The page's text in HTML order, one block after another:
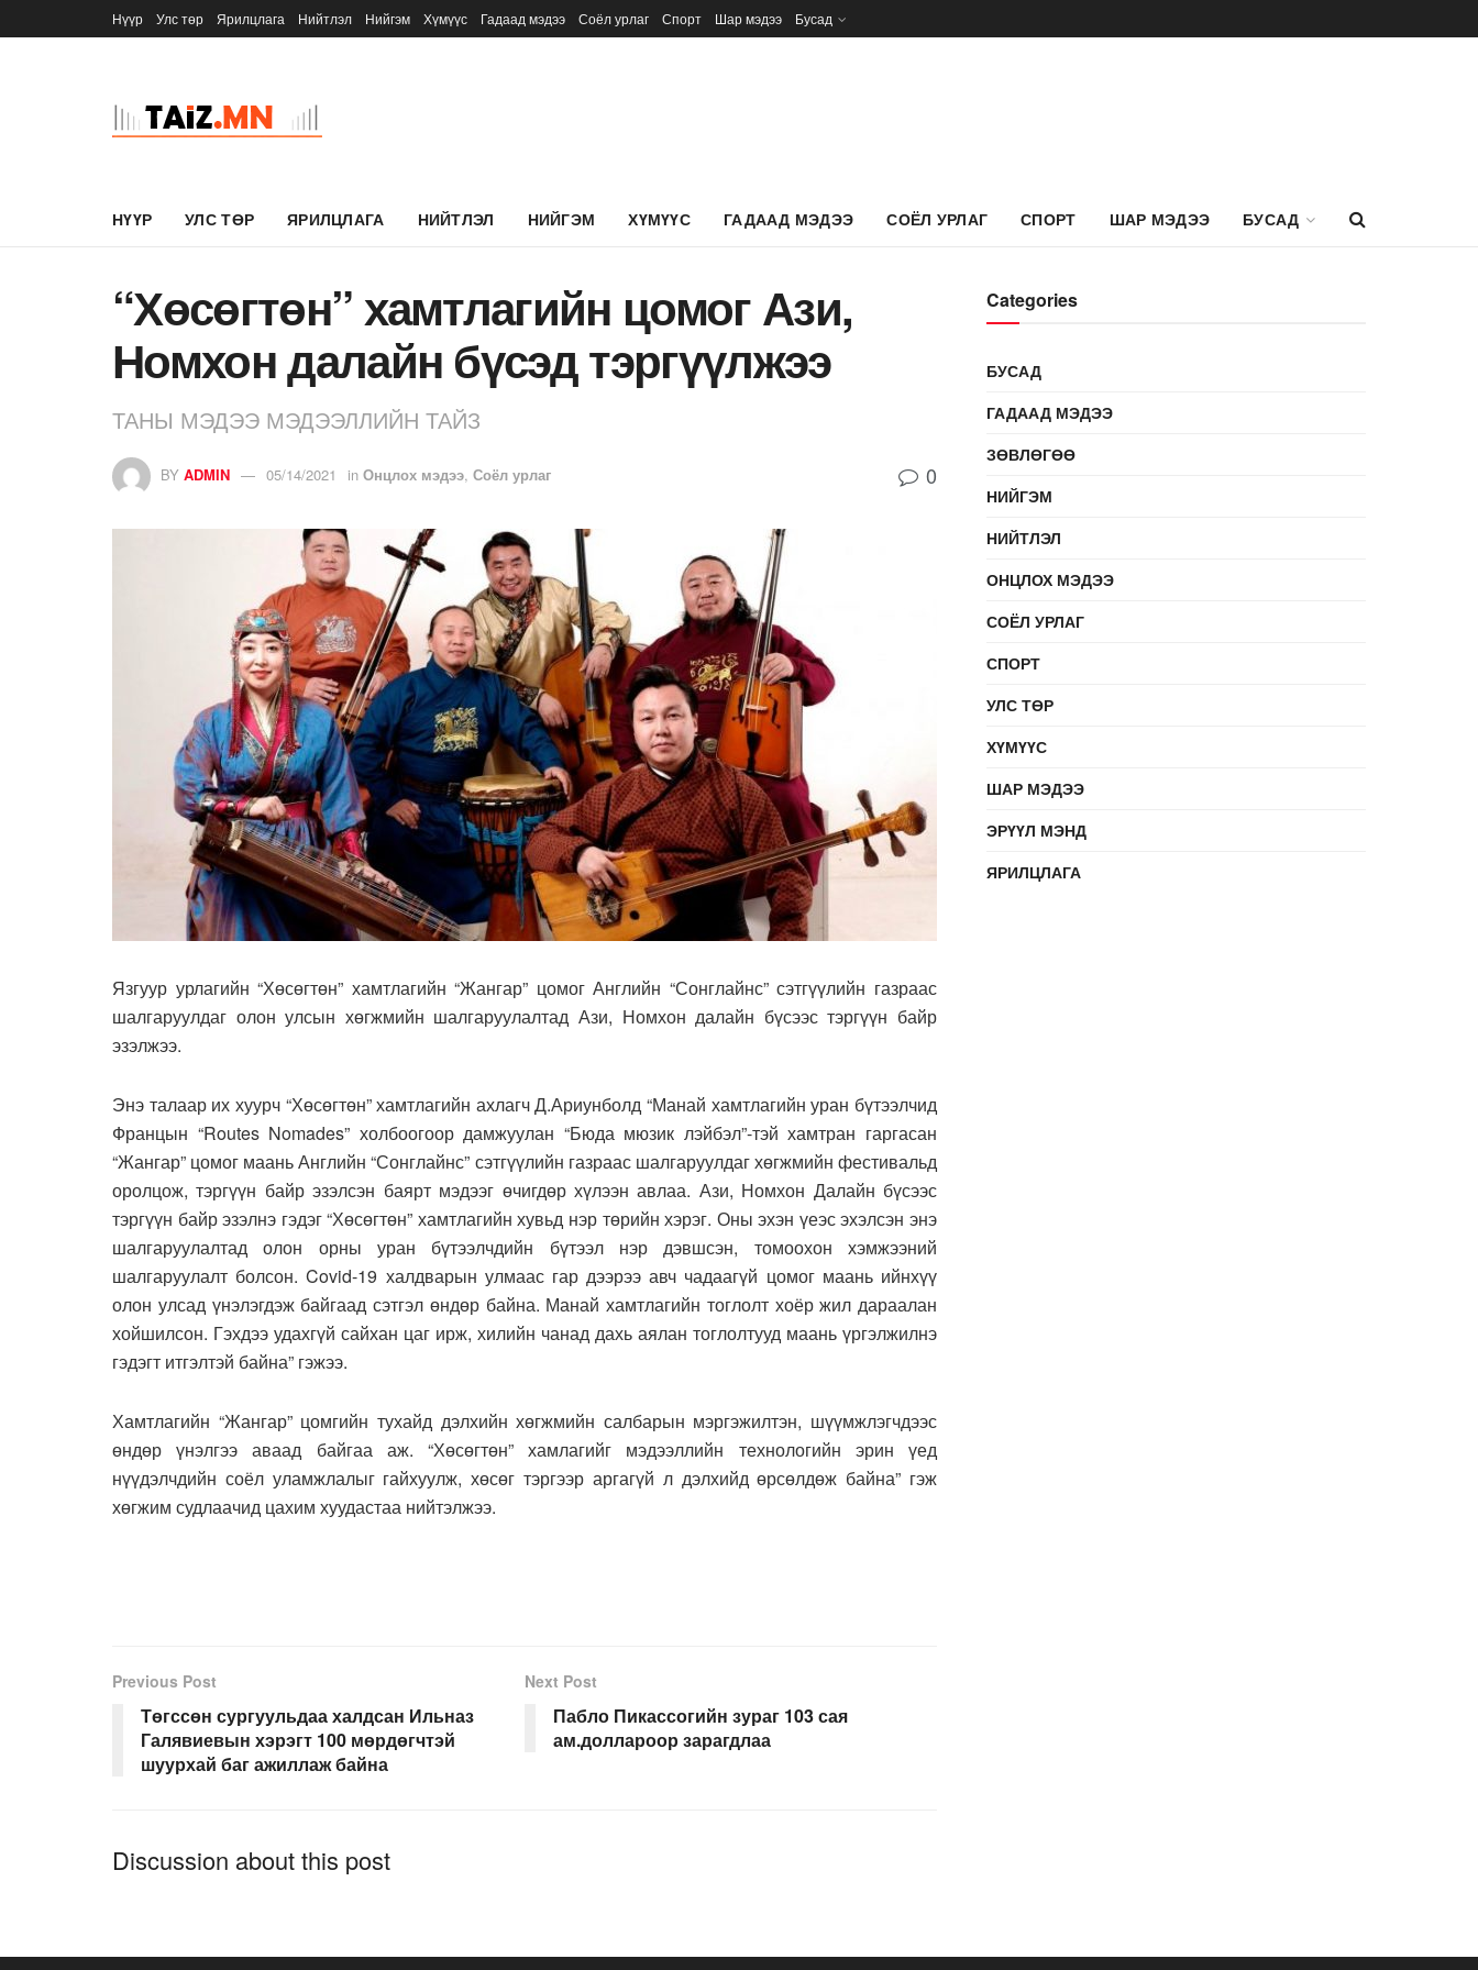
Нүүр Улс төр Ярилцлага Нийтлэл Нийгэм Хүмүүс Гадаад мэдээ Соёл урлаг Спорт Шар мэдээ Бусад
НҮҮР УЛС ТӨР ЯРИЛЦЛАГА НИЙТЛЭЛ НИЙГЭМ ХҮМҮҮС ГАДААД МЭДЭЭ СОЁЛ УРЛАГ СПОРТ ШАР МЭДЭЭ БУСАД
“Хөсөгтөн” хамтлагийн цомог Ази,
Номхон далайн бүсэд тэргүүлжээ
ТАНЫ МЭДЭЭ МЭДЭЭЛЛИЙН ТАЙЗ
BY ADMIN 05/14/2021 in Онцлох мэдээ, Соёл урлаг 0
Язгуур урлагийн “Хөсөгтөн” хамтлагийн “Жангар” цомог Английн “Сонглайнс” сэтгүүлийн газраас
шалгаруулдаг олон улсын хөгжмийн шалгаруулалтад Ази, Номхон далайн бүсээс тэргүүн байр
эзэлжээ.
Энэ талаар их хуурч “Хөсөгтөн” хамтлагийн ахлагч Д.Ариунболд “Манай хамтлагийн уран бүтээлчид
Францын “Routes Nomades” холбоогоор дамжуулан “Бюда мюзик лэйбэл”-тэй хамтран гаргасан
“Жангар” цомог маань Английн “Сонглайнс” сэтгүүлийн газраас шалгаруулдаг хөгжмийн фестивальд
оролцож, тэргүүн байр эзэлсэн баярт мэдээг өчигдөр хүлээн авлаа. Ази, Номхон Далайн бүсээс
тэргүүн байр эзэлнэ гэдэг “Хөсөгтөн” хамтлагийн хувьд нэр төрийн хэрэг. Оны эхэн үеэс эхэлсэн энэ
шалгаруулалтад олон орны уран бүтээлчдийн бүтээл нэр дэвшсэн, томоохон хэмжээний
шалгаруулалт болсон. Covid-19 халдварын улмаас гар дээрээ авч чадаагүй цомог маань ийнхүү
олон улсад үнэлэгдэж байгаад сэтгэл өндөр байна. Манай хамтлагийн тоглолт хоёр жил дараалан
хойшилсон. Гэхдээ удахгүй сайхан цаг ирж, хилийн чанад дахь аялан тоглолтууд маань үргэлжилнэ
гэдэгт итгэлтэй байна” гэжээ.
Хамтлагийн “Жангар” цомгийн тухайд дэлхийн хөгжмийн салбарын мэргэжилтэн, шүүмжлэгчдээс
өндөр үнэлгээ аваад байгаа аж. “Хөсөгтөн” хамлагийг мэдээллийн технологийн эрин үед
нүүдэлчдийн соёл уламжлалыг гайхуулж, хөсөг тэргээр аргагүй л дэлхийд өрсөлдөж байна” гэж
хөгжим судлаачид цахим хуудастаа нийтэлжээ.
Previous Post
Төгссөн сургуульдаа халдсан Ильназ
Галявиевын хэрэгт 100 мөрдөгчтэй
шуурхай баг ажиллаж байна
Next Post
Пабло Пикассогийн зураг 103 сая
ам.доллароор зарагдлаа
Discussion about this post
Categories
БУСАД
ГАДААД МЭДЭЭ
ЗӨВЛӨГӨӨ
НИЙГЭМ
НИЙТЛЭЛ
ОНЦЛОХ МЭДЭЭ
СОЁЛ УРЛАГ
СПОРТ
УЛС ТӨР
ХҮМҮҮС
ШАР МЭДЭЭ
ЭРҮҮЛ МЭНД
ЯРИЛЦЛАГА